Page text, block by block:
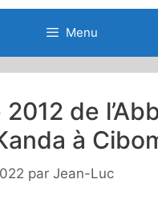
Menu
de
à
par Jean-Luc